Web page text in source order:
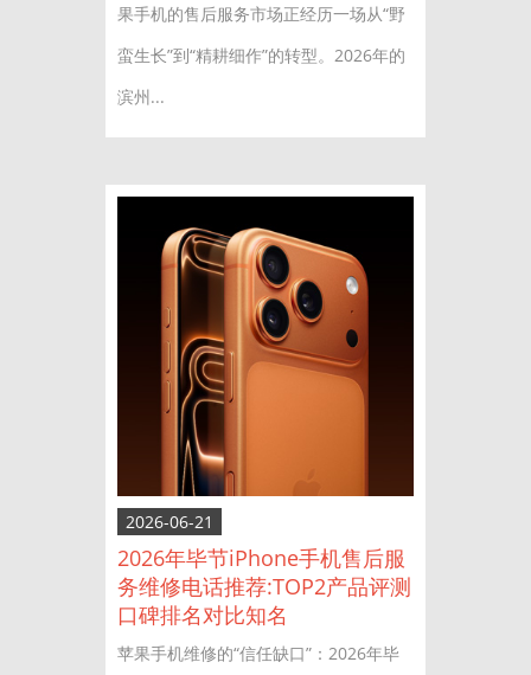
果手机的售后服务市场正经历一场从“野
蛮生长”到“精耕细作”的转型。2026年的
滨州...
2026-06-21
2026年毕节iPhone手机售后服
务维修电话推荐:TOP2产品评测
口碑排名对比知名
苹果手机维修的“信任缺口”：2026年毕